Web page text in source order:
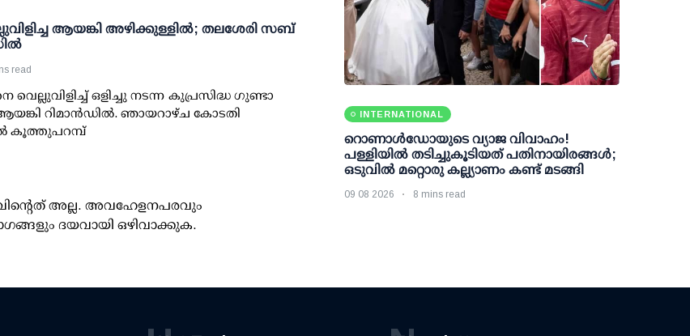
ആയങ്കി അഴിക്കുള്ളില്‍; തലശേരി സബ്
read
ഒളിച്ചു നടന്ന കുപ്രസിദ്ധ ഗുണ്ടാ
റിമാന്‍ഡില്‍. ഞായറാഴ്ച കോടതി
കൂത്തുപറമ്പ്
അല്ല. അവഹേളനപരവും
ദയവായി ഒഴിവാക്കുക.
INTERNATIONAL
റൊണാള്‍ഡോയുടെ വ്യാജ വിവാഹം!
പള്ളിയില്‍ തടിച്ചുകൂടിയത് പതിനായിരങ്ങള്‍;
ഒടുവില്‍ മറ്റൊരു കല്ല്യാണം കണ്ട് മടങ്ങി
09 08 2026 8 mins read